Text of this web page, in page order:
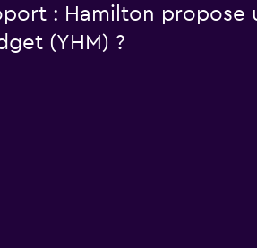
: Hamilton
(YHM) ?